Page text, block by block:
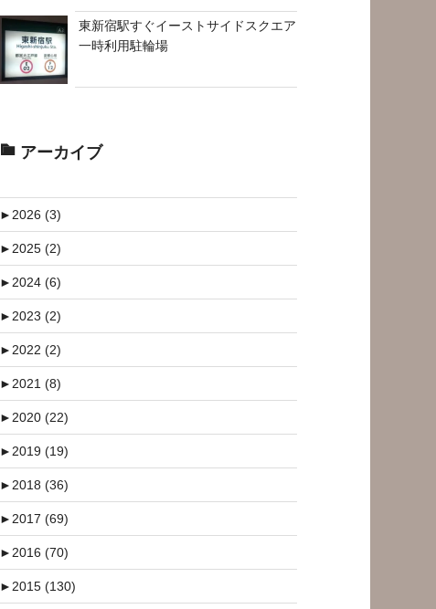
東新宿駅すぐイーストサイドスクエア
一時利用駐輪場
アーカイブ
►2026 (3)
►2025 (2)
►2024 (6)
►2023 (2)
►2022 (2)
►2021 (8)
►2020 (22)
►2019 (19)
►2018 (36)
►2017 (69)
►2016 (70)
►2015 (130)